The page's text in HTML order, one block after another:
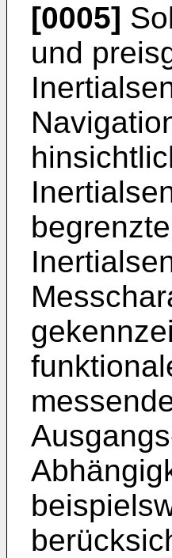
[0005]
und